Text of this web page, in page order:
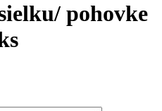
pohovke